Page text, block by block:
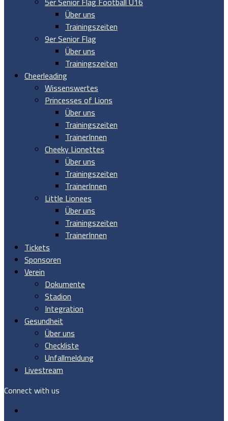
Über uns
Trainingszeiten
9er Senior Flag
Über uns
Trainingszeiten
Cheerleading
Wissenswertes
Princesses of Lions
Über uns
Trainingszeiten
TrainerInnen
Cheeky Lionettes
Über uns
Trainingszeiten
TrainerInnen
Little Lionees
Über uns
Trainingszeiten
TrainerInnen
Tickets
Sponsoren
Verein
Dokumente
Stadion
Integration
Gesundheit
Über uns
Checkliste
Unfallmeldung
Livestream
Connect with us